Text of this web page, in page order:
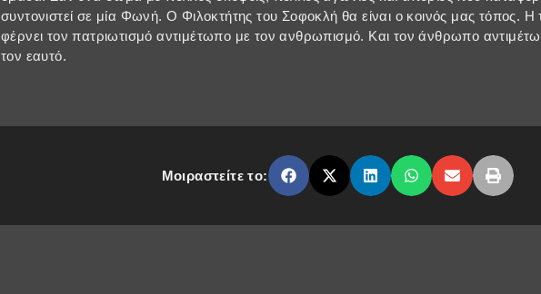
συντονιστεί σε μία Φωνή. Ο Φιλοκτήτης του Σοφοκλή θα είναι ο κοινός μας τόπος.
φέρνει τον πατριωτισμό αντιμέτωπο με τον ανθρωπισμό. Και τον άνθρωπο
τον εαυτό.
Μοιραστείτε το: